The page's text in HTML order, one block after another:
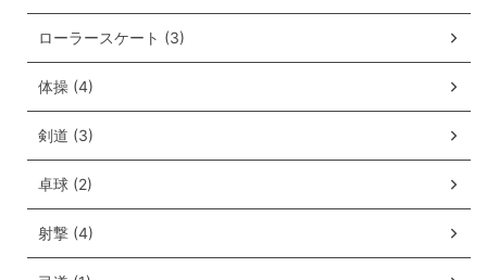
ローラースケート (3)
体操 (4)
剣道 (3)
卓球 (2)
射撃 (4)